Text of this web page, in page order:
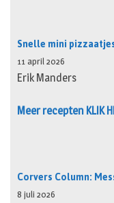
Snelle mini
11 april 2026
Erik Manders
Meer recepten KLIK
Corvers Column:
8 juli 2026